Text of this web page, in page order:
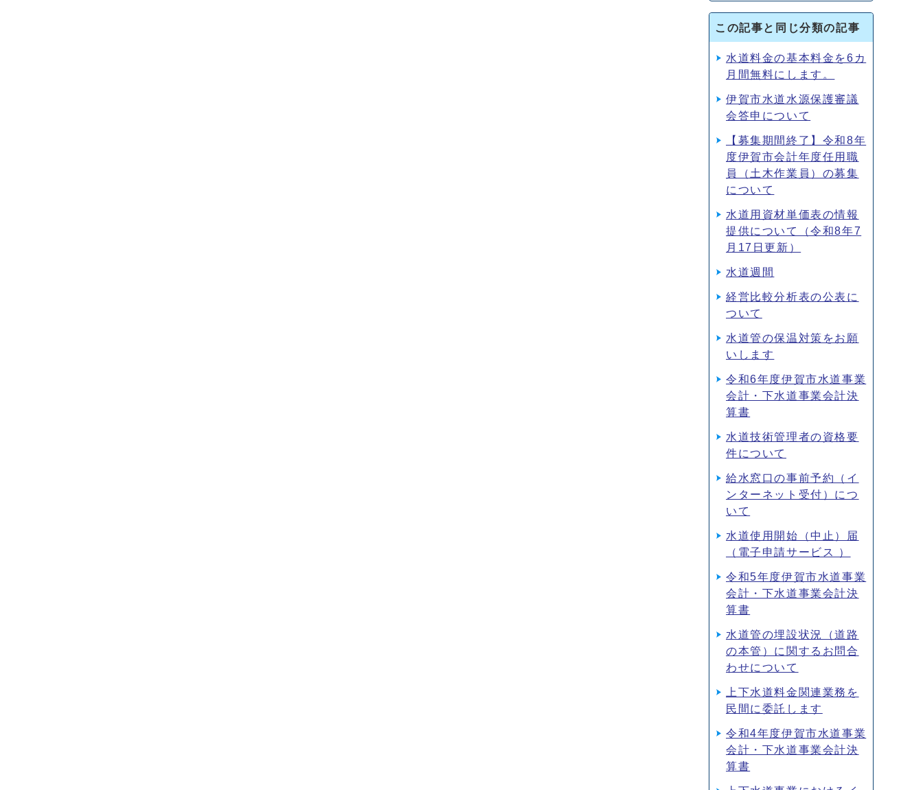
この記事と同じ分類の記事
水道料金の基本料金を6カ
月間無料にします。
伊賀市水道水源保護審議
会答申について
【募集期間終了】令和8年
度伊賀市会計年度任用職
員（土木作業員）の募集
について
水道用資材単価表の情報
提供について（令和8年7
月17日更新）
水道週間
経営比較分析表の公表に
ついて
水道管の保温対策をお願
いします
令和6年度伊賀市水道事業
会計・下水道事業会計決
算書
水道技術管理者の資格要
件について
給水窓口の事前予約（イ
ンターネット受付）につ
いて
水道使用開始（中止）届
（電子申請サービス ）
令和5年度伊賀市水道事業
会計・下水道事業会計決
算書
水道管の埋設状況（道路
の本管）に関するお問合
わせについて
上下水道料金関連業務を
民間に委託します
令和4年度伊賀市水道事業
会計・下水道事業会計決
算書